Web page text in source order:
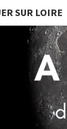
SUR LOIRE